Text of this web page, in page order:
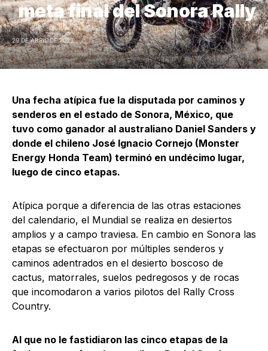
meta final del Sonora Rally
29 DE ABRIL DE 2023
Una fecha atípica fue la disputada por caminos y
senderos en el estado de Sonora, México, que
tuvo como ganador al australiano Daniel Sanders y
donde el chileno José Ignacio Cornejo (Monster
Energy Honda Team) terminó en undécimo lugar,
luego de cinco etapas.
Atípica porque a diferencia de las otras estaciones
del calendario, el Mundial se realiza en desiertos
amplios y a campo traviesa. En cambio en Sonora las
etapas se efectuaron por múltiples senderos y
caminos adentrados en el desierto boscoso de
cactus, matorrales, suelos pedregosos y de rocas
que incomodaron a varios pilotos del Rally Cross
Country.
Al que no le fastidiaron las cinco etapas de la